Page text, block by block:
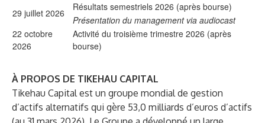
29 juillet 2026
Résultats semestriels 2026 (après bourse)
Présentation du management via audiocast
22 octobre
2026
Activité du troisième trimestre 2026 (après
bourse)
À PROPOS DE TIKEHAU CAPITAL
Tikehau Capital est un groupe mondial de gestion
d’actifs alternatifs qui gère 53,0 milliards d’euros d’actifs